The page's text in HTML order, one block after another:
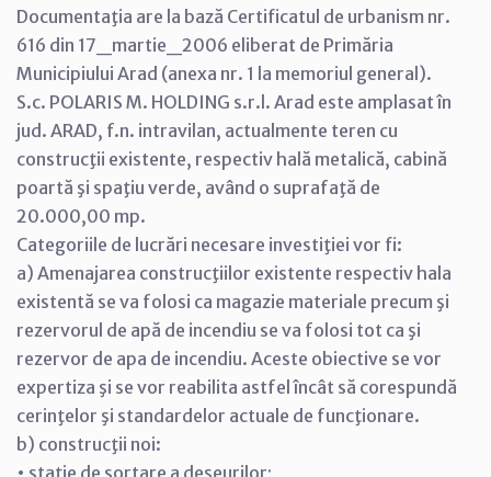
Documentaţia are la bază Certificatul de urbanism nr.
616 din 17_martie_2006 eliberat de Primăria
Municipiului Arad (anexa nr. 1 la memoriul general).
S.c. POLARIS M. HOLDING s.r.l. Arad este amplasat în
jud. ARAD, f.n. intravilan, actualmente teren cu
construcţii existente, respectiv hală metalică, cabină
poartă şi spaţiu verde, având o suprafaţă de
20.000,00 mp.
Categoriile de lucrări necesare investiţiei vor fi:
a) Amenajarea construcţiilor existente respectiv hala
existentă se va folosi ca magazie materiale precum şi
rezervorul de apă de incendiu se va folosi tot ca şi
rezervor de apa de incendiu. Aceste obiective se vor
expertiza şi se vor reabilita astfel încât să corespundă
cerinţelor şi standardelor actuale de funcţionare.
b) construcţii noi:
• staţie de sortare a deşeurilor;